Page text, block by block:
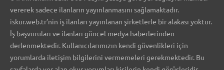
vererek sadece ilanların yayınlanmasını sağlamaktadır.
iskur.web.tr’nin iş ilanları yayınlanan şirketlerle bir alakası yoktur.
İş başvuruları ve ilanları güncel medya haberlerinden
derlenmektedir. Kullanıcılarımızın kendi güvenlikleri için
yorumlarda iletişim bilgilerini vermemeleri gerekmektedir. Bu